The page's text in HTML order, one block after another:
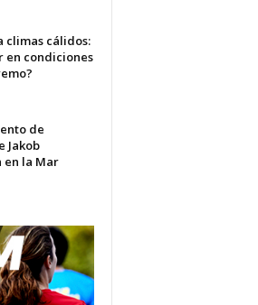
climas cálidos:
en condiciones
de
Jakob
la Mar